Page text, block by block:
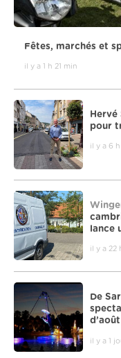
Fêtes, marchés et
il y a 1 h 21 min
Hervé
pour
il y a 6 h
lance
il y a 22
De
d’août
il y a 1